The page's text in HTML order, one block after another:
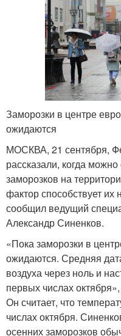
Заморозки в центре
ожидаются
МОСКВА, 21 сентября,
рассказали, когда
заморозков на
фактор способствует
сообщил ведущий
Александр Синенков.
«Пока заморозки в
ожидаются. Средняя
воздуха через ноль и
первых числах
Он считает, что
числах октября.
осенних заморозков